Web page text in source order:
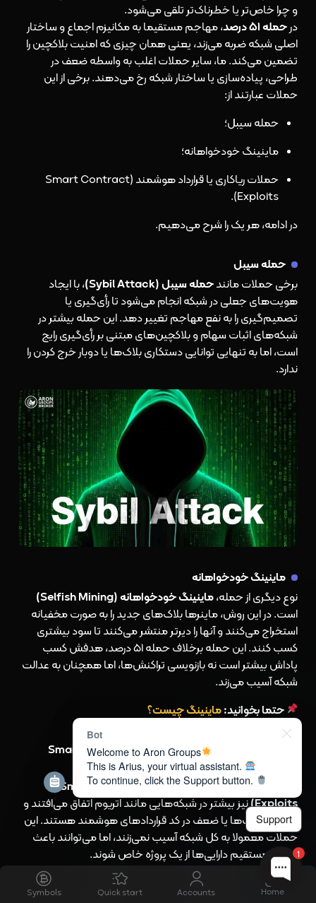
Home
Accounts
Quick start
Symbols
و چرا خاص‌تر یا خطرناک‌تر تلقی می‌شود.
درحمله ۵۱ درصد
، مهاجم مستقیما به مکانیزم اجماع و ساختار
اصلی شبکه ضربه می‌زند، یعنی همان چیزی که امنیت بلاکچین را
تضمین می‌کند. ما، سایر حملات اغلب به واسطه ضعف در
طراحی، پیاده‌سازی یا ساختار شبکه رخ می‌دهند. برخی از این
حملات عبارتند از:
حمله سیبل؛
ماینینگ خودخواهانه؛
حملات ریاکاری یا قرارداد هوشمند (Smart Contract
Exploits).
در ادامه، هر یک را شرح می‌دهیم.
حمله سیبل
برخی حملات مانندحمله سیبل (Sybil Attack)
، با ایجاد
هویت‌های جعلی در شبکه انجام می‌شود تا رأی‌گیری یا
تصمیم‌گیری را به نفع مهاجم تغییر دهد. این حمله بیشتر در
شبکه‌های اثبات سهام و بلاکچین‌های مبتنی بر رأی‌گیری رایج
است، اما به تنهایی توانایی دستکاری بلاک‌ها یا دوبار خرج کردن را
ندارد.
ماینینگ خودخواهانه
نوع دیگری از حمله،ماینینگ خودخواهانه (Selfish Mining)
است. در این روش، ماینرها بلاک‌های جدید را به صورت مخفیانه
استخراج می‌کنند و آنها را دیرتر منتشر می‌کنند تا سود بیشتری
کسب کنند. این حمله برخلاف حمله ۵۱ درصد، هدفش کسب
پاداش بیشتر است نه بازنویسی تراکنش‌ها، اما همچنان به عدالت
شبکه آسیب می‌زند.
حتما بخوانید:ماینینگ چیست؟
حملات ریاکاری یا قرارداد هوشمند (Smart Contract
Exploits)
حملات ریاکاری یا قرارداد هوشمند (Smart Contract
Exploits) نیز بیشتر در شبکه‌هایی مانند اتریوم اتفاق می‌افتند و
مربوط به باگ‌ها یا ضعف در کدقراردادهای هوشمندهستند. این
حملات معمولا به کل شبکه آسیب نمی‌زنند، اما می‌توانند باعث
سرقت مستقیم دارایی‌ها از یک پروژه خاص شوند.
در بلاک‌چین‌هایی که داده‌ها در زنجیره‌ای دیگر ثبت می‌شوند
1
Bot
Welcome to Aron Groups
This is Arius, your virtual assistant.
To continue, click the Support button.
Support